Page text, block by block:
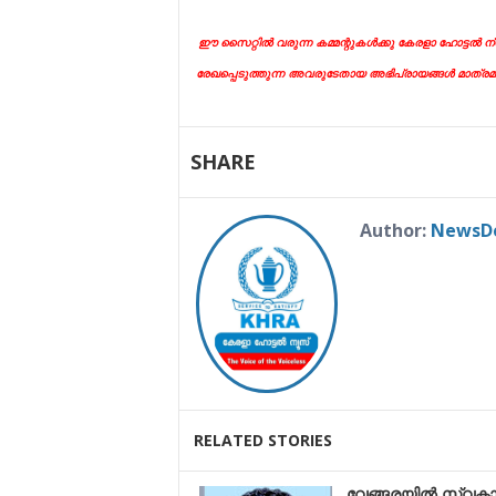
ഈ സൈറ്റിൽ വരുന്ന കമ്മന്റുകൾക്കു കേരളാ ഹോട്ടൽ
രേഖപ്പെടുത്തുന്ന അവരുടേതായ അഭിപ്രായങ്ങൾ
SHARE
Author:
RELATED STORIES